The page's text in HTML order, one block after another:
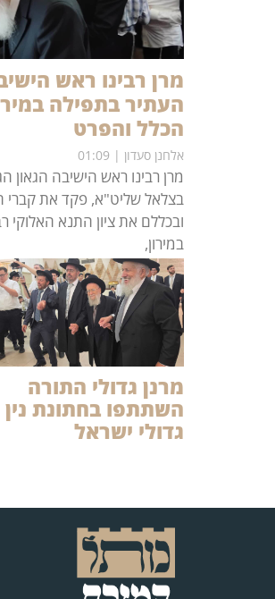
מרן רבינו ראש
העתיר בתפילה
הכלל והפרט
אלחנן סעדון
מרן רבינו ראש הישיבה הגאון
בצלאל שליט"א, פקד את קברי
ובכללם את ציון התנא האלוקי
במירון,
מרנן גדולי התורה
השתתפו בחתונת נין
גדולי ישראל